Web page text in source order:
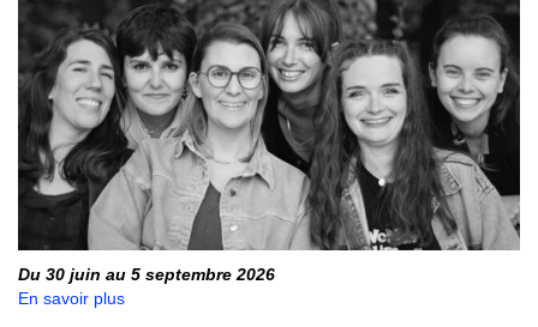
Du 30 juin au 5 septembre 2026
En savoir plus